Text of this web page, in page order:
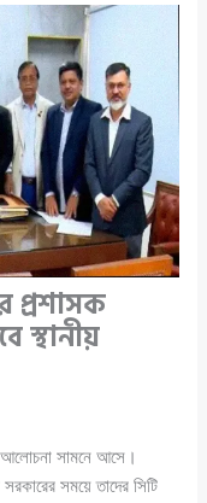
প্রশাসক
স্থানীয়
আলোচনা সামনে আসে।
সময়ে তাদের সিটি